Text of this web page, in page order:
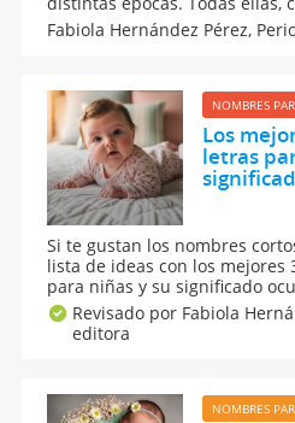
Hipatia, abrieron el camino a
merecen un homenaje. Aquí,
Fabiola Hernández Pérez,
NOMBRES
Los
letras
Si te gustan los nombres
lista de ideas con los mejores
para niñas y su significado
los amarás tanto que te
nombre de tu pequeña.
Revisado por Fabiola
editora
NOMBRES